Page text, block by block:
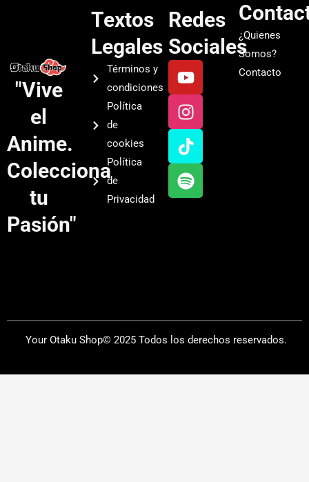
"Vive
el
Anime.
Colecciona
tu
Pasión"
Textos
Legales
Términos y
condiciones
Política
de
cookies
Política
de
Privacidad
Redes
Sociales
Y
o
u
t
u
b
e
I
n
s
t
a
g
r
a
T
i
k
t
o
k
S
p
o
t
i
f
y
¿Quienes
Somos?
Contacto
Your Otaku Shop© 2025 Todos los derechos reservados.